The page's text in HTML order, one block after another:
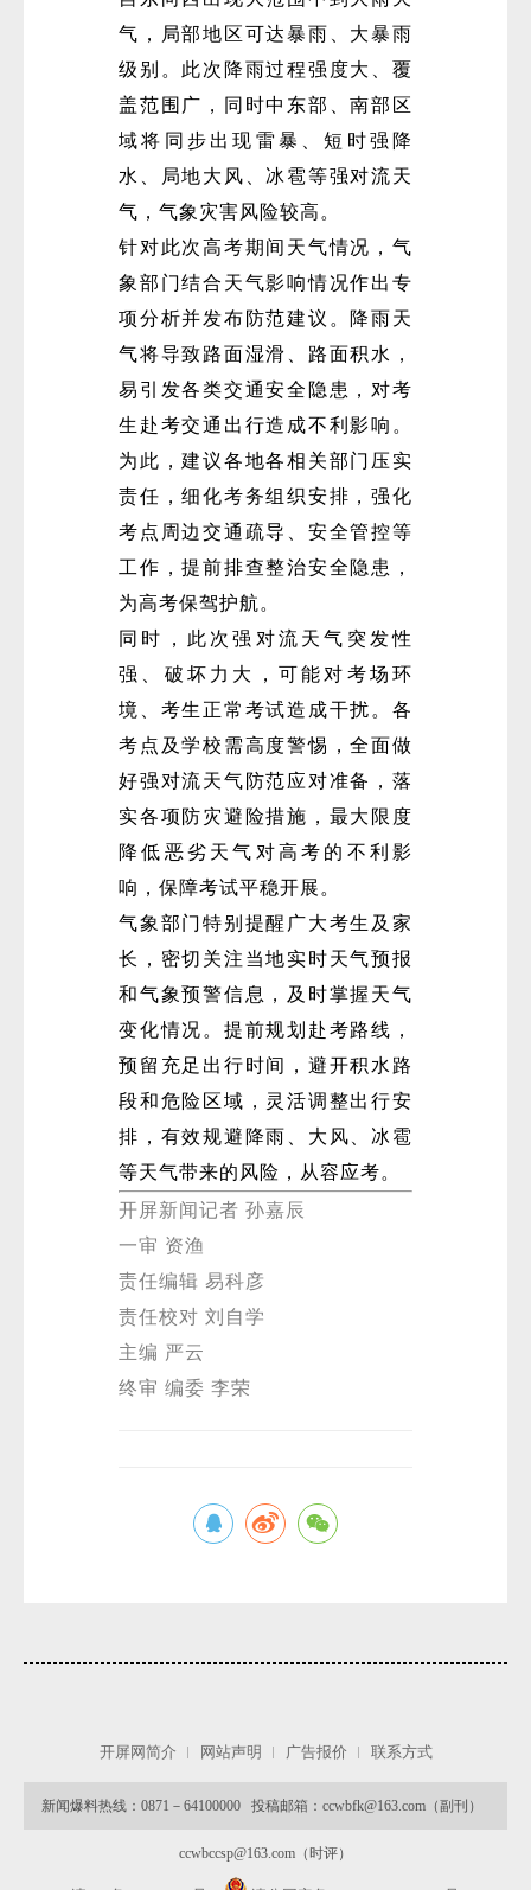
气，局部地区可达暴雨、大暴雨
级别。此次降雨过程强度大、覆
盖范围广，同时中东部、南部区
域将同步出现雷暴、短时强降
水、局地大风、冰雹等强对流天
气，气象灾害风险较高。
针对此次高考期间天气情况，气
象部门结合天气影响情况作出专
项分析并发布防范建议。降雨天
气将导致路面湿滑、路面积水，
易引发各类交通安全隐患，对考
生赴考交通出行造成不利影响。
为此，建议各地各相关部门压实
责任，细化考务组织安排，强化
考点周边交通疏导、安全管控等
工作，提前排查整治安全隐患，
为高考保驾护航。
同时，此次强对流天气突发性
强、破坏力大，可能对考场环
境、考生正常考试造成干扰。各
考点及学校需高度警惕，全面做
好强对流天气防范应对准备，落
实各项防灾避险措施，最大限度
降低恶劣天气对高考的不利影
响，保障考试平稳开展。
气象部门特别提醒广大考生及家
长，密切关注当地实时天气预报
和气象预警信息，及时掌握天气
变化情况。提前规划赴考路线，
预留充足出行时间，避开积水路
段和危险区域，灵活调整出行安
排，有效规避降雨、大风、冰雹
等天气带来的风险，从容应考。
开屏新闻记者 孙嘉辰
一审 资渔
责任编辑 易科彦
责任校对 刘自学
主编 严云
终审 编委 李荣
开屏网简介 网站声明 广告报价 联系方式
新闻爆料热线：0871－64100000 投稿邮箱：ccwbfk@163.com（副刊）
ccwbccsp@163.com（时评）